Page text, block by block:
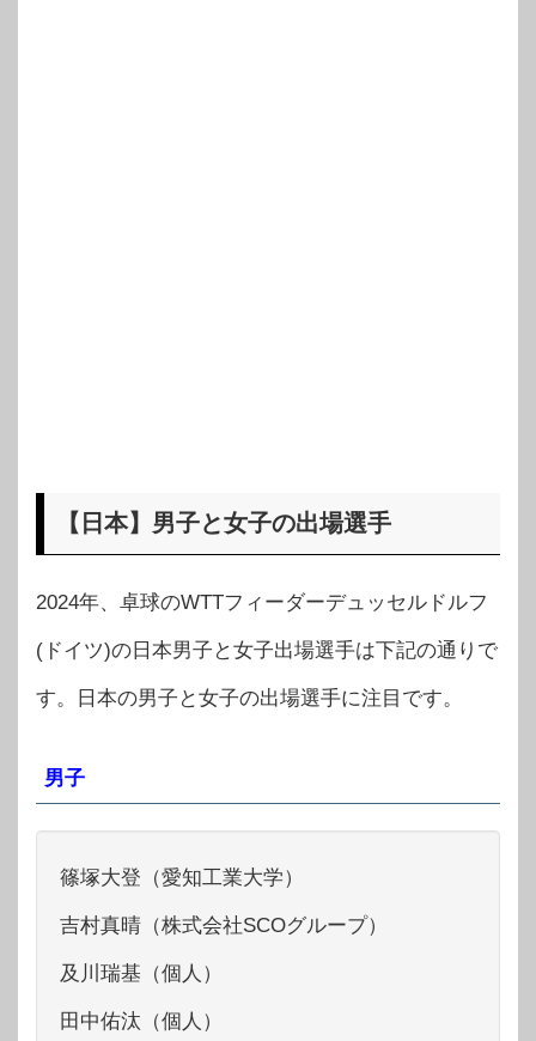
【日本】男子と女子の出場選手
2024年、卓球のWTTフィーダーデュッセルドルフ
(ドイツ)の日本男子と女子出場選手は下記の通りで
す。日本の男子と女子の出場選手に注目です。
男子
篠塚大登（愛知工業大学）
吉村真晴（株式会社SCOグループ）
及川瑞基（個人）
田中佑汰（個人）